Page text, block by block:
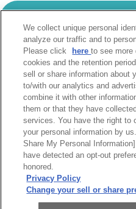
当サイトのご利用にあたって
個人情報の取扱いについて
ソーシャルメディア利用規約
ウェブアクセシビリティへの
サイトマップ
お問合せ
阪急阪神
We collect unique personal
analyze our traffic and to
Please click
hereto see more
cookies and the retention
sell or share information about
to/with our analytics and
combine it with other
them or that they have
services. You have the right to
your personal information by
Share My Personal
have detected an opt-out
honored.
Privacy Policy
Change your sell or share